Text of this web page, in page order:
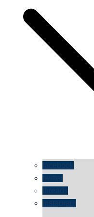
facebook
twitter
threads
instagram